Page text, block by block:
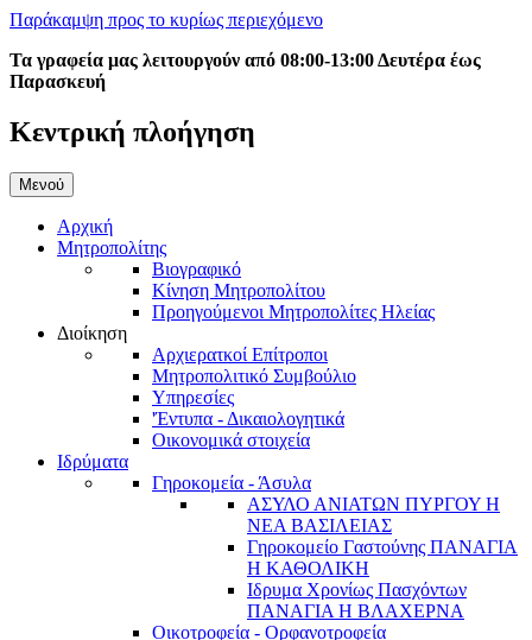
Παράκαμψη προς το κυρίως περιεχόμενο
Τα γραφεία μας λειτουργούν από 08:00-13:00 Δευτέρα έως
Παρασκευή
Κεντρική πλοήγηση
Μενού
Αρχική
Μητροπολίτης
Βιογραφικό
Κίνηση Μητροπολίτου
Προηγούμενοι Μητροπολίτες Ηλείας
Διοίκηση
Αρχιερατκοί Επίτροποι
Μητροπολιτικό Συμβούλιο
Υπηρεσίες
'Έντυπα - Δικαιολογητικά
Οικονομικά στοιχεία
Ιδρύματα
Γηροκομεία - Άσυλα
ΑΣΥΛΟ ΑΝΙΑΤΩΝ ΠΥΡΓΟΥ Η
ΝΕΑ ΒΑΣΙΛΕΙΑΣ
Γηροκομείο Γαστούνης ΠΑΝΑΓΙΑ
Η ΚΑΘΟΛΙΚΗ
Ιδρυμα Χρονίως Πασχόντων
ΠΑΝΑΓΙΑ Η ΒΛΑΧΕΡΝΑ
Οικοτροφεία - Ορφανοτροφεία